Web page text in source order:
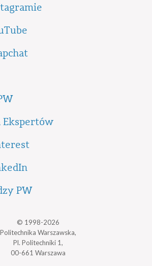
PW
© 1998-2026
Politechnika Warszawska,
Pl. Politechniki 1,
00-661 Warszawa